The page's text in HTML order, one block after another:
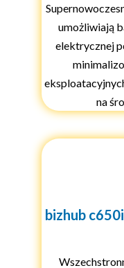
umożliwiają
elektrycznej
na
bizhub